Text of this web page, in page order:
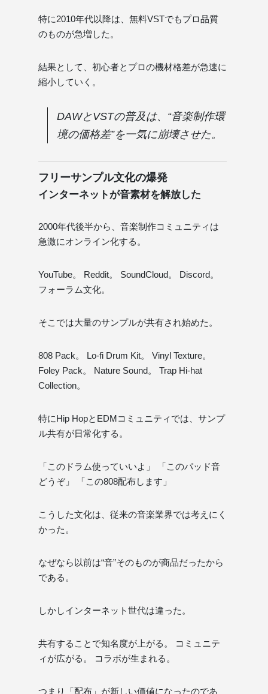
特に2010年代以降は、無料VSTでもプロ品質
のものが急増した。
結果として、初心者とプロの機材格差が急速に
縮小していく。
DAWとVSTの普及は、“音楽制作環
境の価格差”を一気に崩壊させた。
フリーサンプル文化の爆発
インターネットが音素材を解放した
2000年代後半から、音楽制作コミュニティは
急激にオンライン化する。
YouTube。 Reddit。 SoundCloud。 Discord。
フォーラム文化。
そこでは大量のサンプルが共有され始めた。
808 Pack。 Lo-fi Drum Kit。 Vinyl Texture。
Foley Pack。 Nature Sound。 Trap Hi-hat
Collection。
特にHip HopとEDMコミュニティでは、サンプ
ル共有が日常化する。
「このドラム使っていいよ」 「このパッド音
どうぞ」 「この808配布します」
こうした文化は、従来の音楽業界では考えにく
かった。
なぜなら以前は“音”そのものが商品だったから
である。
しかしインターネット世代は違った。
共有することで知名度が上がる。 コミュニテ
ィが広がる。 コラボが生まれる。
つまり「配布」が新しい価値になったのであ